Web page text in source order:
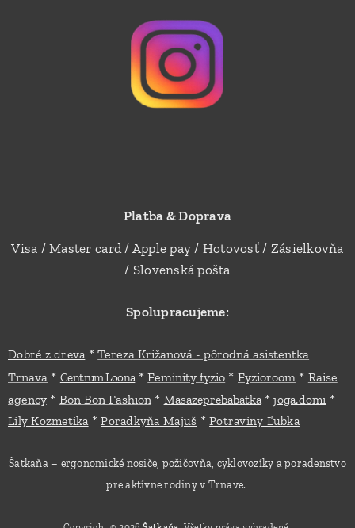
Platba & Doprava
Visa / Master card / Apple pay / Hotovosť / Zásielkovňa
/ Slovenská pošta
Spolupracujeme:
Dobré z dreva*Tereza Križanová - pôrodná asistentka
Trnava * Centrum Loona *Feminity fyzio * Fyzioroom* Raise
agency * Bon Bon Fashion* Masazeprebabatka*joga.domi *
Lily Kozmetika*Poradkyňa Majuš *Potraviny Ľubka
Šatkaňa – ergonomické nosiče, požičovňa, cyklovozíky a poradenstvo
pre aktívne rodiny v Trnave.